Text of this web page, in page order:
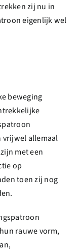
zij nu in
eigenlijk wel
beweging
vrijwel allemaal
met een
op
toen zij nog
rauwe vorm,